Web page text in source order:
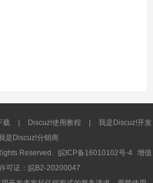
载 | Discuz!使用教程 |
我是Discuz!开发
是Discuz!分销商
Reserved. 皖ICP备16010102号-4 增值
可证：皖B2-20200047